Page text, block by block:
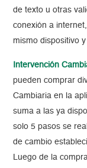
de texto u otras
conexión a
mismo dispositivo
Intervención
pueden comprar
Cambiaria en la
suma a las ya
solo 5 pasos se
de cambio
Luego de la